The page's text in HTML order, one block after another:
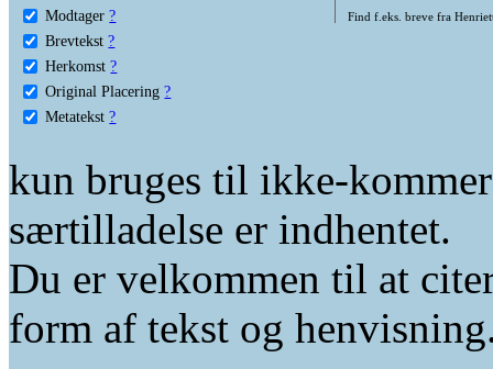
Modtager ?
Brevtekst ?
Herkomst ?
Original Placering ?
Metatekst ?
Find f.eks. breve fra
kun bruges til ikke-
særtilladelse er indhentet.
Du er velkommen til at
form af tekst og